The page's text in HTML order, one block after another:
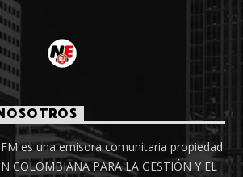
es una emisora comunitaria propiedad
COLOMBIANA PARA LA GESTIÓN Y EL